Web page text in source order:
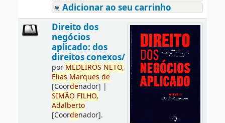
Adicionar ao seu carrinho
Direito dos
negócios
aplicado: dos
direitos conexos/
por MEDEIROS NETO,
Elias Marques de
[Coordenador] |
SIMÃO FILHO,
Adalberto
[Coordenador].